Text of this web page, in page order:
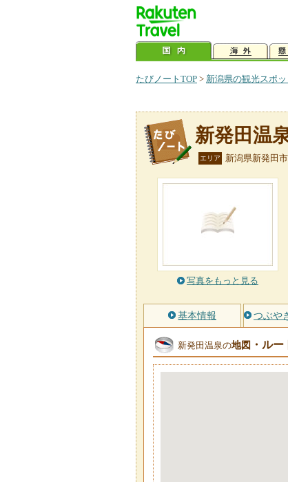
たびノートTOP > 新潟県の観光スポッ
新発田温
エリア 新潟県新発田市
写真をもっと見る
基本情報 つぶや
新発田温泉の地図 ・ルー